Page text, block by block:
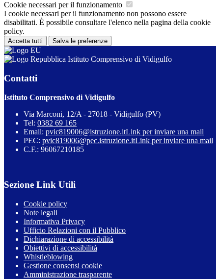
Cookie necessari per il funzionamento
I cookie necessari per il funzionamento non possono essere
disabilitati. È possibile consultare l'elenco nella pagina della cookie
policy.
Accetta tutti Salva le preferenze
Istituto Comprensivo di Vidigulfo
Contatti
Istituto Comprensivo di Vidigulfo
Via Marconi, 12/A - 27018 - Vidigulfo (PV)
Tel: 0382 69 165
Email: pvic819006@istruzione.itLink per inviare una mail
PEC: pvic819006@pec.istruzione.itLink per inviare una mail
C.F.: 96067210185
Sezione Link Utili
Cookie policy
Note legali
Informativa Privacy
Ufficio Relazioni con il Pubblico
Dichiarazione di accessibilità
Obiettivi di accessibilità
Whistleblowing
Gestione consensi cookie
Amministrazione trasparente